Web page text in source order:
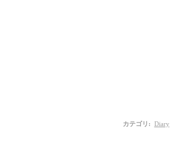
カテゴリ : Diary